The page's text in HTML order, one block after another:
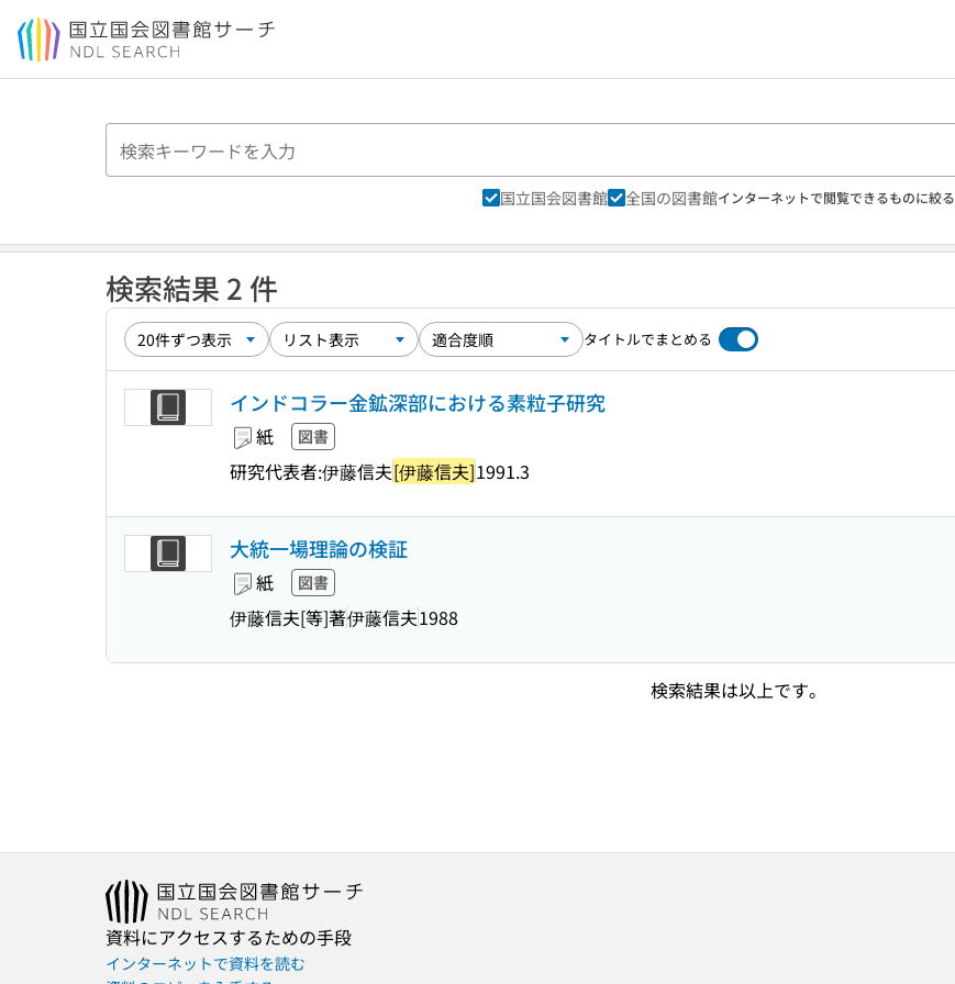
本文へ移動
国立国会図書館 全国の図書館インターネットで閲覧できるものに絞る
検索結果 2 件
タイトルでまとめる
インドコラー金鉱深部における素粒子研究
紙 図書
研究代表者:伊藤信夫[伊藤信夫]1991.3
大統一場理論の検証
紙 図書
伊藤信夫[等]著伊藤信夫1988
検索結果は以上です。
資料にアクセスするための手段
インターネットで資料を読む